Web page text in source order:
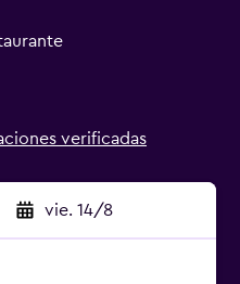
verificadas
vie. 14/8